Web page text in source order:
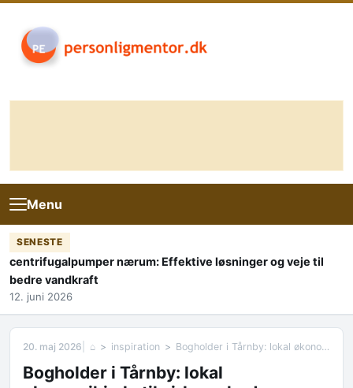
Menu
SENESTE
centrifugalpumper nærum: Effektive løsninger og veje til
bedre vandkraft
12. juni 2026
20. maj 2026 ⌂ inspiration Bogholder i Tårnby: lokal økonomihjælp til virksomheder og selvstændige
Bogholder i Tårnby: lokal